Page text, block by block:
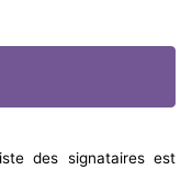
des signataires est